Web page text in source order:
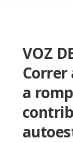
VOZ
Correr
a